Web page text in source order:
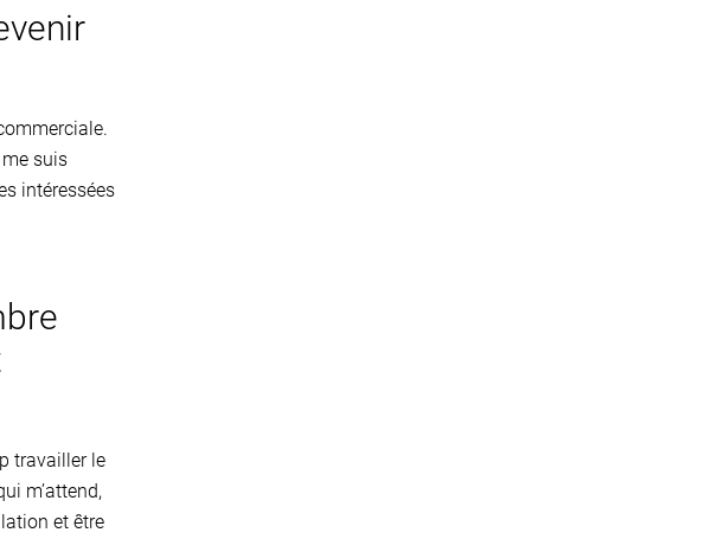
suis
intéressées
travailler le
m’attend,
et être